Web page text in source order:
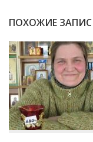
ПОХОЖИЕ